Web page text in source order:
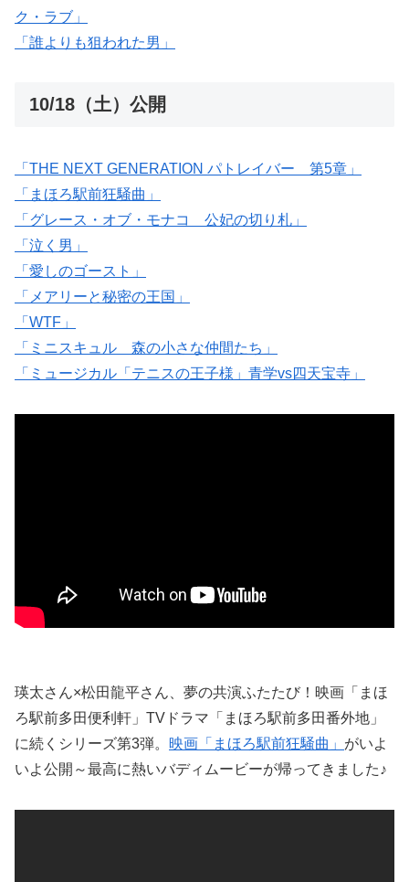
ク・ラブ」
「誰よりも狙われた男」
10/18（土）公開
「THE NEXT GENERATION パトレイバー 第5章」
「まほろ駅前狂騒曲」
「グレース・オブ・モナコ 公妃の切り札」
「泣く男」
「愛しのゴースト」
「メアリーと秘密の王国」
「WTF」
「ミニスキュル 森の小さな仲間たち」
「ミュージカル「テニスの王子様」青学vs四天宝寺」
瑛太さん×松田龍平さん、夢の共演ふたたび！映画「まほ
ろ駅前多田便利軒」TVドラマ「まほろ駅前多田番外地」
に続くシリーズ第3弾。 映画「まほろ駅前狂騒曲」 がいよ
いよ公開～最高に熱いバディムービーが帰ってきました♪